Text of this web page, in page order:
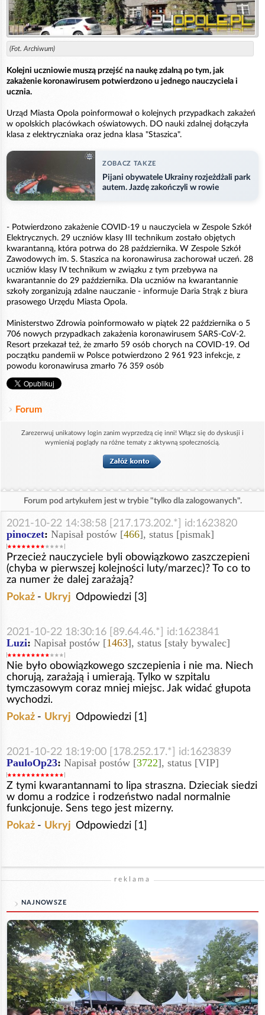
(Fot. Archiwum)
Kolejni uczniowie muszą przejść na naukę zdalną po tym, jak
zakażenie koronawirusem potwierdzono u jednego nauczyciela i
ucznia.
Urząd Miasta Opola poinformował o kolejnych przypadkach zakażeń
w opolskich placówkach oświatowych. DO nauki zdalnej dołączyła
klasa z elektryczniaka oraz jedna klasa "Staszica".
ZOBACZ TAKZE
Pijani obywatele Ukrainy rozjeżdżali park
autem. Jazdę zakończyli w rowie
- Potwierdzono zakażenie COVID-19 u nauczyciela w Zespole Szkół
Elektrycznych. 29 uczniów klasy III technikum zostało objętych
kwarantanną, która potrwa do 28 października. W Zespole Szkół
Zawodowych im. S. Staszica na koronawirusa zachorował uczeń. 28
uczniów klasy IV technikum w związku z tym przebywa na
kwarantannie do 29 października. Dla uczniów na kwarantannie
szkoły zorganizują zdalne nauczanie - informuje Daria Strąk z biura
prasowego Urzędu Miasta Opola.
Ministerstwo Zdrowia poinformowało w piątek 22 października o 5
706 nowych przypadkach zakażenia koronawirusem SARS-CoV-2.
Resort przekazał też, że zmarło 59 osób chorych na COVID-19. Od
początku pandemii w Polsce potwierdzono 2 961 923 infekcje, z
powodu koronawirusa zmarło 76 359 osób
Forum
Zarezerwuj unikatowy login zanim wyprzedzą cię inni! Włącz się do dyskusji i
wymieniaj poglądy na różne tematy z aktywną społecznością.
Forum pod artykułem jest w trybie "tylko dla zalogowanych".
2021-10-22 14:38:58 [217.173.202.*] id:1623820
pinoczet: Napisał postów [466], status [pismak]
Przecież nauczyciele byli obowiązkowo zaszczepieni
(chyba w pierwszej kolejności luty/marzec)? To co to
za numer że dalej zarażają?
Pokaż - Ukryj Odpowiedzi [3]
2021-10-22 18:30:16 [89.64.46.*] id:1623841
Luzi: Napisał postów [1463], status [stały bywalec]
Nie było obowiązkowego szczepienia i nie ma. Niech
chorują, zarażają i umierają. Tylko w szpitalu
tymczasowym coraz mniej miejsc. Jak widać głupota
wychodzi.
Pokaż - Ukryj Odpowiedzi [1]
2021-10-22 18:19:00 [178.252.17.*] id:1623839
PauloOp23: Napisał postów [3722], status [VIP]
Z tymi kwarantannami to lipa straszna. Dzieciak siedzi
w domu a rodzice i rodzeństwo nadal normalnie
funkcjonuje. Sens tego jest mizerny.
Pokaż - Ukryj Odpowiedzi [1]
reklama
NAJNOWSZE